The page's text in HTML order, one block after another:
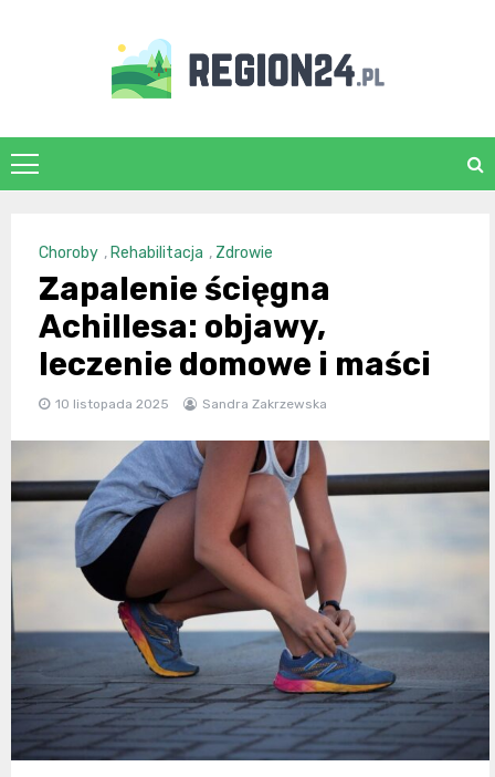
region24.pl
Choroby ,Rehabilitacja , Zdrowie
Zapalenie ścięgna
Achillesa: objawy,
leczenie domowe i maści
10 listopada 2025 Sandra Zakrzewska